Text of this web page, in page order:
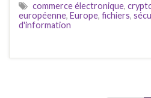
commerce électronique,
européenne, Europe, fichiers,
d'information